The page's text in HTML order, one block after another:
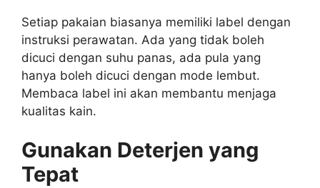
Setiap pakaian biasanya memiliki label dengan
instruksi perawatan. Ada yang tidak boleh
dicuci dengan suhu panas, ada pula yang
hanya boleh dicuci dengan mode lembut.
Membaca label ini akan membantu menjaga
kualitas kain.
Gunakan Deterjen yang
Tepat